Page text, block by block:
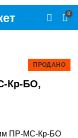
0
ПРОДАНО
Кр-БО,
ПР-МС-Кр-БО